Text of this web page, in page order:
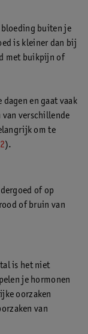
buiten je
is kleiner dan bij
met buikpijn of
en gaat vaak
verschillende
om te
2).
of op
of bruin van
is het niet
je hormonen
oorzaken
van